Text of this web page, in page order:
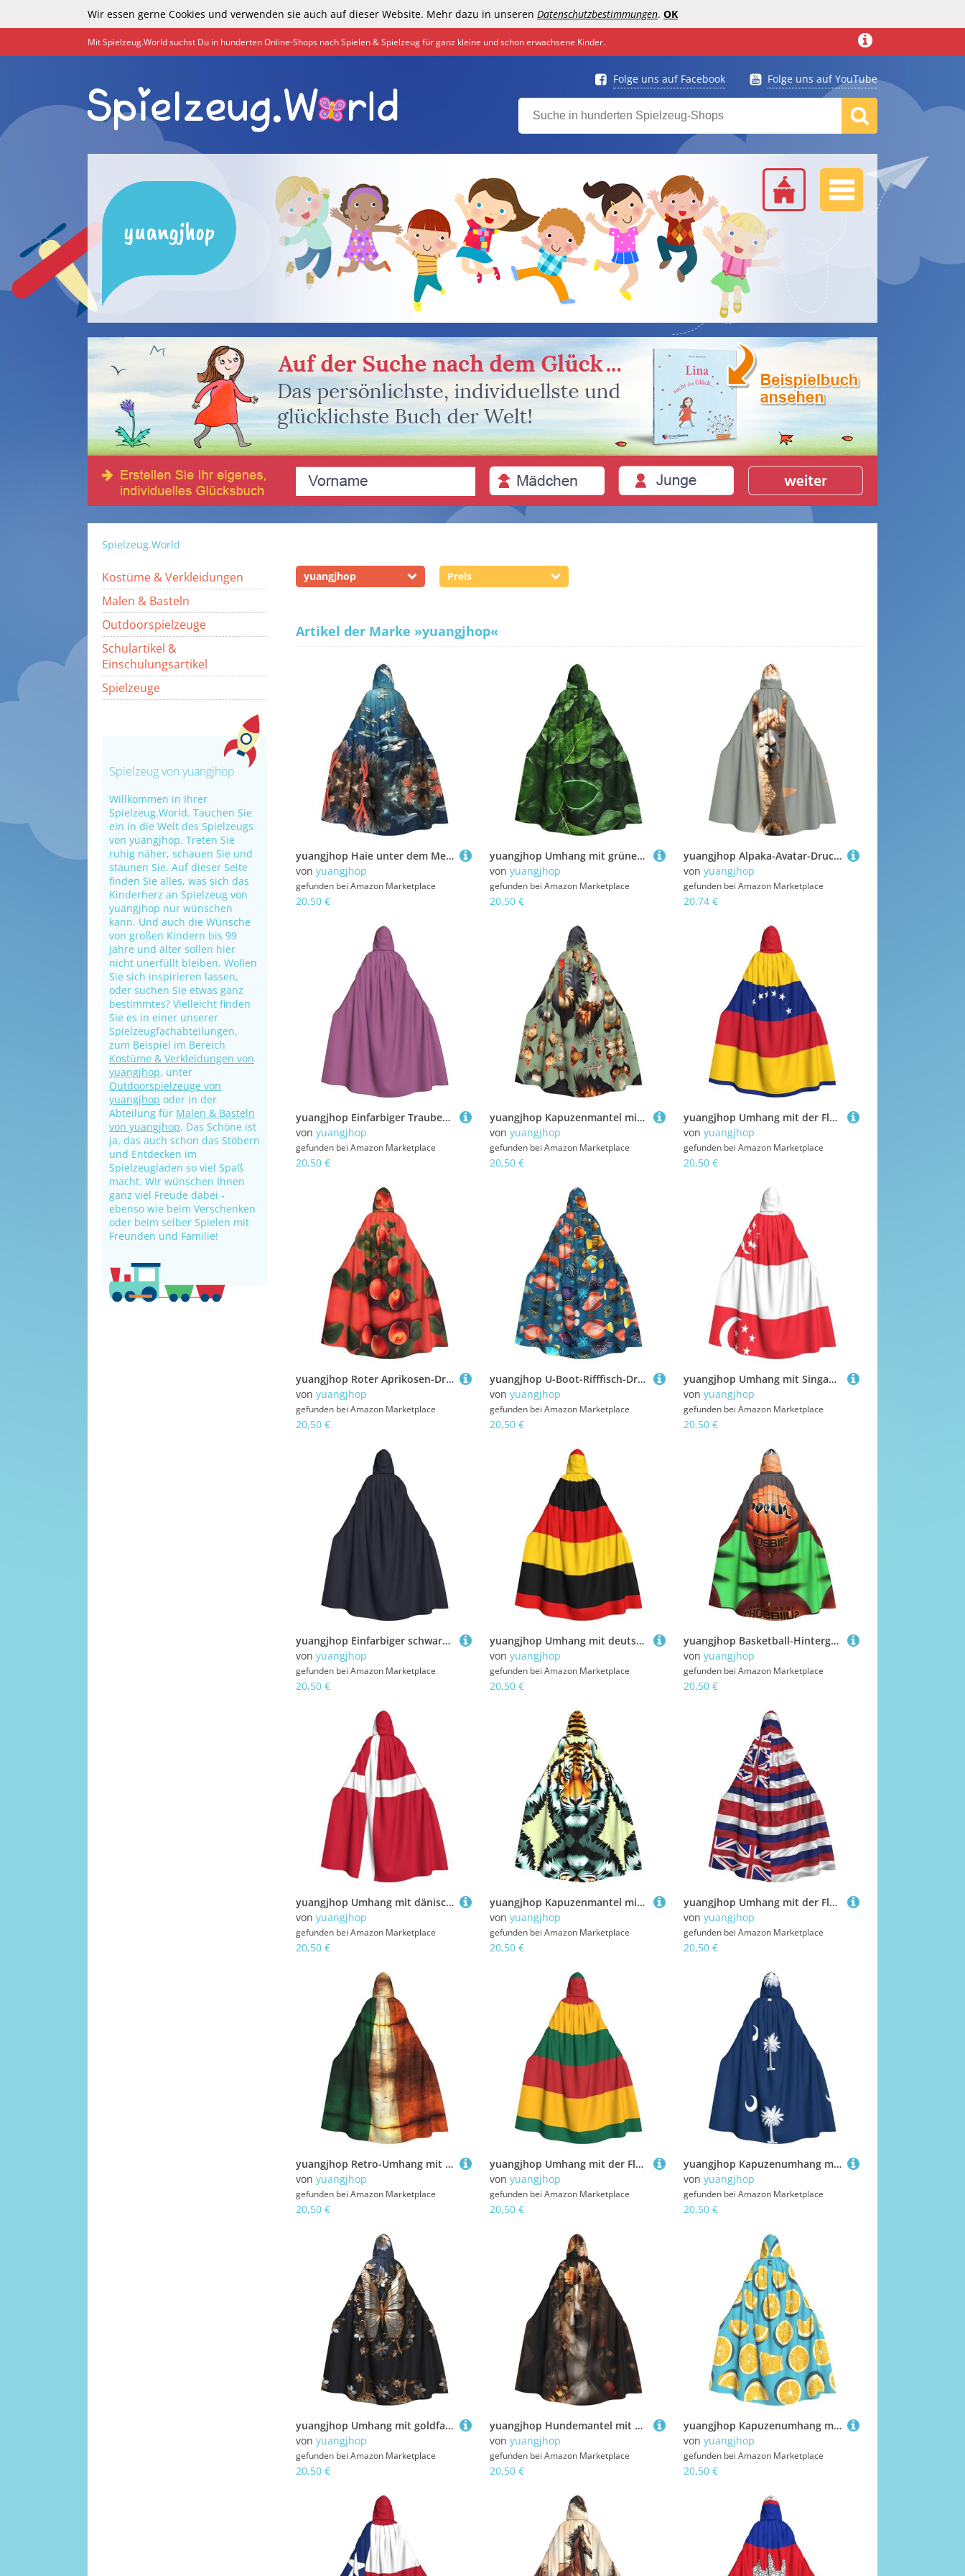
Wir essen gerne Cookies und verwenden sie auch auf dieser Website. Mehr dazu in unseren Datenschutzbestimmungen. OK
Mit Spielzeug.World suchst Du in hunderten Online-Shops nach Spielen & Spielzeug für ganz kleine und schon erwachsene Kinder.
Folge uns auf Facebook Folge uns auf YouTube
yuangjhop
Spielzeug.World
Kostüme & Verkleidungen
Malen & Basteln
Outdoorspielzeuge
Schulartikel &
Einschulungsartikel
Spielzeuge
Spielzeug von yuangjhop
Willkommen in Ihrer
Spielzeug.World. Tauchen Sie
ein in die Welt des Spielzeugs
von yuangjhop. Treten Sie
ruhig näher, schauen Sie und
staunen Sie. Auf dieser Seite
finden Sie alles, was sich das
Kinderherz an Spielzeug von
yuangjhop nur wünschen
kann. Und auch die Wünsche
von großen Kindern bis 99
Jahre und älter sollen hier
nicht unerfüllt bleiben. Wollen
Sie sich inspirieren lassen,
oder suchen Sie etwas ganz
bestimmtes? Vielleicht finden
Sie es in einer unserer
Spielzeugfachabteilungen,
zum Beispiel im Bereich
Kostüme & Verkleidungen von
yuangjhop, unter
Outdoorspielzeuge von
yuangjhop oder in der
Abteilung für Malen & Basteln
von yuangjhop. Das Schöne ist
ja, das auch schon das Stöbern
und Entdecken im
Spielzeugladen so viel Spaß
macht. Wir wünschen Ihnen
ganz viel Freude dabei -
ebenso wie beim Verschenken
oder beim selber Spielen mit
Freunden und Familie!
yuangjhop Preis
Artikel der Marke »yuangjhop«
yuangjhop Haie unter dem Meer bedruckter Erwachsenen-Umhang mit Kapuze, geeignet für Halloween-Cosplay-Kostüme.
von yuangjhop
gefunden bei Amazon Marketplace
20,50 €
yuangjhop Umhang mit grünem Blatt und Naturdruck für Erwachsene, mit Kapuze, geeignet für Halloween, Cosplay-Kostüme.
von yuangjhop
gefunden bei Amazon Marketplace
20,50 €
yuangjhop Alpaka-Avatar-Druck, Erwachsenen-Kapuzenumhang, geeignet für Halloween-Cosplay-Kostüme.
von yuangjhop
gefunden bei Amazon Marketplace
20,74 €
yuangjhop Einfarbiger Traubenroter Aufdruck, Erwachsenen-Kapuzenumhang, geeignet für Halloween, Cosplay-Kostüme.
von yuangjhop
gefunden bei Amazon Marketplace
20,50 €
yuangjhop Kapuzenmantel mit Hahn- und Huhn-Druck, für Erwachsene, geeignet für Halloween-Cosplay-Kostüme.
von yuangjhop
gefunden bei Amazon Marketplace
20,50 €
yuangjhop Umhang mit der Flagge Venezuelas für Erwachsene, mit Kapuze, geeignet für Halloween, Cosplay-Kostüme.
von yuangjhop
gefunden bei Amazon Marketplace
20,50 €
yuangjhop Roter Aprikosen-Druck für Erwachsene, Kapuzenumhang, geeignet für Halloween-Cosplay-Kostüme.
von yuangjhop
gefunden bei Amazon Marketplace
20,50 €
yuangjhop U-Boot-Rifffisch-Druck, Erwachsenen-Kapuzenumhang, geeignet für Halloween-Cosplay-Kostüme.
von yuangjhop
gefunden bei Amazon Marketplace
20,50 €
yuangjhop Umhang mit Singapur-Flagge für Erwachsene, mit Kapuze, geeignet für Halloween, Cosplay-Kostüme.
von yuangjhop
gefunden bei Amazon Marketplace
20,50 €
yuangjhop Einfarbiger schwarzer Aufdruck, Erwachsenen-Umhang mit Kapuze, geeignet für Halloween, Cosplay-Kostüme.
von yuangjhop
gefunden bei Amazon Marketplace
20,50 €
yuangjhop Umhang mit deutscher Flagge, Erwachsenen-Kapuzenmantel, geeignet für Halloween-Cosplay-Kostüme.
von yuangjhop
gefunden bei Amazon Marketplace
20,50 €
yuangjhop Basketball-Hintergrunddruck, Erwachsenen-Kapuzenumhang, geeignet für Halloween-Cosplay-Kostüme.
von yuangjhop
gefunden bei Amazon Marketplace
20,50 €
yuangjhop Umhang mit dänischer Flagge für Erwachsene, mit Kapuze, geeignet für Halloween, Cosplay-Kostüme.
von yuangjhop
gefunden bei Amazon Marketplace
20,50 €
yuangjhop Kapuzenmantel mit kleinem Tigerkopf, geeignet für Halloween, Cosplay-Kostüme.
von yuangjhop
gefunden bei Amazon Marketplace
20,50 €
yuangjhop Umhang mit der Flagge von Hawaii, amerikanischer Druck, Erwachsenen-Kapuzenmantel, geeignet für Halloween, Cosplay-Kostüme.
von yuangjhop
gefunden bei Amazon Marketplace
20,50 €
yuangjhop Retro-Umhang mit irischer Flagge, Erwachsenen-Kapuzenmantel, geeignet für Halloween, Cosplay-Kostüme.
von yuangjhop
gefunden bei Amazon Marketplace
20,50 €
yuangjhop Umhang mit der Flagge von Litauen, Erwachsenen-Kapuzenmantel, geeignet für Halloween-Cosplay-Kostüme.
von yuangjhop
gefunden bei Amazon Marketplace
20,50 €
yuangjhop Kapuzenumhang mit South Carolina Flagge, für Erwachsene, geeignet für Halloween, Cosplay-Kostüme.
von yuangjhop
gefunden bei Amazon Marketplace
20,50 €
yuangjhop Umhang mit goldfarbenem und weißem Schmetterlings-Druck, für Erwachsene, mit Kapuze, geeignet für Halloween, Cosplay-Kostüme.
von yuangjhop
gefunden bei Amazon Marketplace
20,50 €
yuangjhop Hundemantel mit Blumendruck, Erwachsenen-Kapuzenmantel, geeignet für Halloween-Cosplay-Kostüme.
von yuangjhop
gefunden bei Amazon Marketplace
20,50 €
yuangjhop Kapuzenumhang mit Zitronenkeilen, für Erwachsene, geeignet für Halloween, Cosplay-Kostüme.
von yuangjhop
gefunden bei Amazon Marketplace
20,50 €